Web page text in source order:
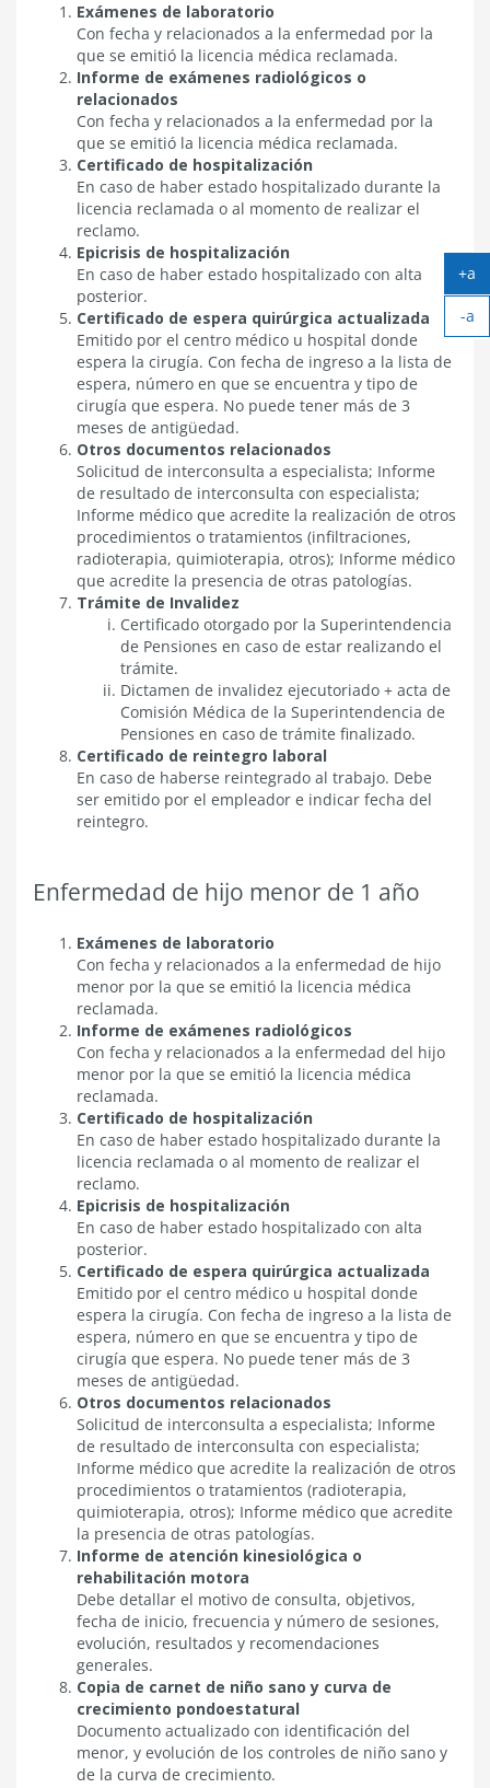
Exámenes de laboratorio
Con fecha y relacionados a la enfermedad por la
que se emitió la licencia médica reclamada.
Informe de exámenes radiológicos o
relacionados
Con fecha y relacionados a la enfermedad por la
que se emitió la licencia médica reclamada.
Certificado de hospitalización
En caso de haber estado hospitalizado durante la
licencia reclamada o al momento de realizar el
reclamo.
Epicrisis de hospitalización
En caso de haber estado hospitalizado con alta
posterior.
Certificado de espera quirúrgica actualizada
Emitido por el centro médico u hospital donde
espera la cirugía. Con fecha de ingreso a la lista de
espera, número en que se encuentra y tipo de
cirugía que espera. No puede tener más de 3
meses de antigüedad.
Otros documentos relacionados
Solicitud de interconsulta a especialista; Informe
de resultado de interconsulta con especialista;
Informe médico que acredite la realización de otros
procedimientos o tratamientos (infiltraciones,
radioterapia, quimioterapia, otros); Informe médico
que acredite la presencia de otras patologías.
Trámite de Invalidez
Certificado otorgado por la Superintendencia
de Pensiones en caso de estar realizando el
trámite.
Dictamen de invalidez ejecutoriado + acta de
Comisión Médica de la Superintendencia de
Pensiones en caso de trámite finalizado.
Certificado de reintegro laboral
En caso de haberse reintegrado al trabajo. Debe
ser emitido por el empleador e indicar fecha del
reintegro.
Enfermedad de hijo menor de 1 año
Exámenes de laboratorio
Con fecha y relacionados a la enfermedad de hijo
menor por la que se emitió la licencia médica
reclamada.
Informe de exámenes radiológicos
Con fecha y relacionados a la enfermedad del hijo
menor por la que se emitió la licencia médica
reclamada.
Certificado de hospitalización
En caso de haber estado hospitalizado durante la
licencia reclamada o al momento de realizar el
reclamo.
Epicrisis de hospitalización
En caso de haber estado hospitalizado con alta
posterior.
Certificado de espera quirúrgica actualizada
Emitido por el centro médico u hospital donde
espera la cirugía. Con fecha de ingreso a la lista de
espera, número en que se encuentra y tipo de
cirugía que espera. No puede tener más de 3
meses de antigüedad.
Otros documentos relacionados
Solicitud de interconsulta a especialista; Informe
de resultado de interconsulta con especialista;
Informe médico que acredite la realización de otros
procedimientos o tratamientos (radioterapia,
quimioterapia, otros); Informe médico que acredite
la presencia de otras patologías.
Informe de atención kinesiológica o
rehabilitación motora
Debe detallar el motivo de consulta, objetivos,
fecha de inicio, frecuencia y número de sesiones,
evolución, resultados y recomendaciones
generales.
Copia de carnet de niño sano y curva de
crecimiento pondoestatural
Documento actualizado con identificación del
menor, y evolución de los controles de niño sano y
de la curva de crecimiento.
+a
-a